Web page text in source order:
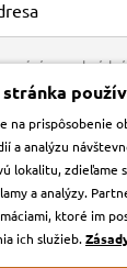
osobných údajov
a Google
osobních
sociálnych
Facebook
na prispôsobenie
a analýzu
lokalitu, zdieľame
a analýzy.
ktoré im
ich služieb.